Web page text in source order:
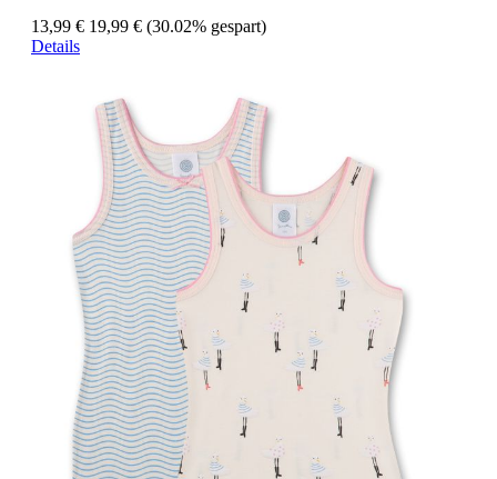
13,99 € 19,99 € (30.02% gespart)
Details